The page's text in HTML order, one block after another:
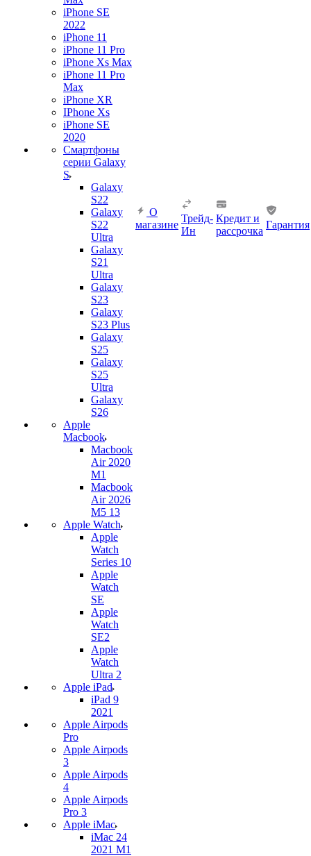
iPhone SE
2022
iPhone 11
iPhone 11 Pro
iPhone Xs Max
iPhone 11 Pro
Max
iPhone XR
IPhone Xs
iPhone SE
2020
Смартфоны
серии Galaxy
S
Galaxy
S22
Galaxy
S22
Ultra
Galaxy
S21
Ultra
Galaxy
S23
Galaxy
S23 Plus
Galaxy
S25
Galaxy
S25
Ultra
Galaxy
S26
Apple
Macbook
Macbook
Air 2020
M1
Macbook
Air 2026
M5 13
Apple Watch
Apple
Watch
Series 10
Apple
Watch
SE
Apple
Watch
SE2
Apple
Watch
Ultra 2
Apple iPad
iPad 9
2021
Apple Airpods
Pro
Apple Airpods
3
Apple Airpods
4
Apple Airpods
Pro 3
Apple iMac
iMac 24
2021 M1
О
магазине
Трейд-
Ин
Кредит и
рассрочка
Гарантия